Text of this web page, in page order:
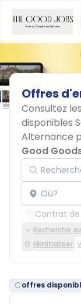
Offres
Consultez
disponibles
Alternance
Good
Rechercher
Localisation
Contrat
Recherche
réinitialiser
offres